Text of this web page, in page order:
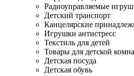
Радиоуправляемые
Детский транспорт
Канцелярские
Игрушки антистресс
Текстиль для детей
Товары для детской
Детская посуда
Детская обувь